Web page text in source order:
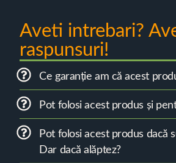
Aveti intrebari?
raspunsuri!
Ce garanție am că acest
Pot folosi acest produs și
Pot folosi acest produs dacă
Dar dacă alăptez?